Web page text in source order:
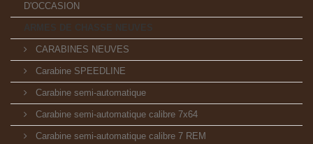
D'OCCASION
ARMES DE CHASSE NEUVES
CARABINES NEUVES
Carabine SPEEDLINE
Carabine semi-automatique
Carabine semi-automatique calibre 7x64
Carabine semi-automatique calibre 7 REM